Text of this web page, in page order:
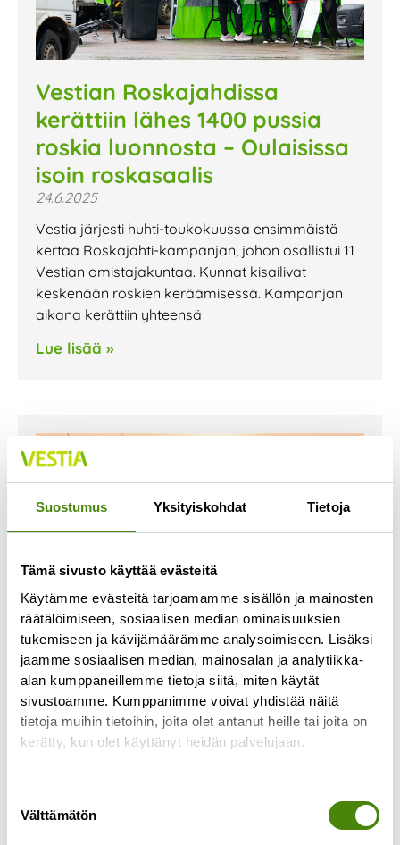
Suostumus Yksityiskohdat Tietoja
Tämä sivusto käyttää evästeitä
Käytämme evästeitä tarjoamamme sisällön ja mainosten
räätälöimiseen, sosiaalisen median ominaisuuksien
tukemiseen ja kävijämäärämme analysoimiseen. Lisäksi
jaamme sosiaalisen median, mainosalan ja analytiikka-
alan kumppaneillemme tietoja siitä, miten käytät
sivustoamme. Kumppanimme voivat yhdistää näitä
tietoja muihin tietoihin, joita olet antanut heille tai joita on
kerätty, kun olet käyttänyt heidän palvelujaan.
valinta
Välttämätön
Vestian Roskajahdissa
kerättiin lähes 1400 pussia
roskia luonnosta – Oulaisissa
isoin roskasaalis
24.6.2025
Vestia järjesti huhti-toukokuussa ensimmäistä
kertaa Roskajahti-kampanjan, johon osallistui 11
Vestian omistajakuntaa. Kunnat kisailivat
keskenään roskien keräämisessä. Kampanjan
aikana kerättiin yhteensä
Lue lisää »
Kesä kevyemmäksi – myös
roskapussille!
12.6.2025
Aurinko paistaa, grilli käy kuumana ja piknik-viltti
levitetään nurmikolle. Mutta mitä jos tänä kesänä
kevennettäisiin myös jätteen määrää? Pienillä